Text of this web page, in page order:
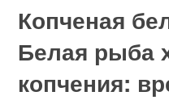
Копченая
Белая рыба
копчения: